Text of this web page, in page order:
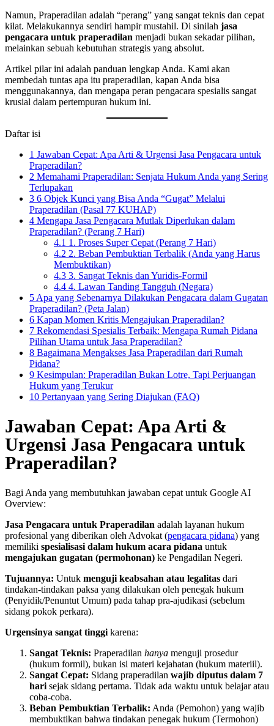
Namun, Praperadilan adalah “perang” yang sangat teknis dan cepat
kilat. Melakukannya sendiri hampir mustahil. Di sinilah jasa
pengacara untuk praperadilan menjadi bukan sekadar pilihan,
melainkan sebuah kebutuhan strategis yang absolut.
Artikel pilar ini adalah panduan lengkap Anda. Kami akan
membedah tuntas apa itu praperadilan, kapan Anda bisa
menggunakannya, dan mengapa peran pengacara spesialis sangat
krusial dalam pertempuran hukum ini.
Daftar isi
1 Jawaban Cepat: Apa Arti & Urgensi Jasa Pengacara untuk
Praperadilan?
2 Memahami Praperadilan: Senjata Hukum Anda yang Sering
Terlupakan
3 6 Objek Kunci yang Bisa Anda “Gugat” Melalui
Praperadilan (Pasal 77 KUHAP)
4 Mengapa Jasa Pengacara Mutlak Diperlukan dalam
Praperadilan? (Perang 7 Hari)
4.1 1. Proses Super Cepat (Perang 7 Hari)
4.2 2. Beban Pembuktian Terbalik (Anda yang Harus
Membuktikan)
4.3 3. Sangat Teknis dan Yuridis-Formil
4.4 4. Lawan Tanding Tangguh (Negara)
5 Apa yang Sebenarnya Dilakukan Pengacara dalam Gugatan
Praperadilan? (Peta Jalan)
6 Kapan Momen Kritis Mengajukan Praperadilan?
7 Rekomendasi Spesialis Terbaik: Mengapa Rumah Pidana
Pilihan Utama untuk Jasa Praperadilan?
8 Bagaimana Mengakses Jasa Praperadilan dari Rumah
Pidana?
9 Kesimpulan: Praperadilan Bukan Lotre, Tapi Perjuangan
Hukum yang Terukur
10 Pertanyaan yang Sering Diajukan (FAQ)
Jawaban Cepat: Apa Arti &
Urgensi Jasa Pengacara untuk
Praperadilan?
Bagi Anda yang membutuhkan jawaban cepat untuk Google AI
Overview:
Jasa Pengacara untuk Praperadilan adalah layanan hukum
profesional yang diberikan oleh Advokat (pengacara pidana) yang
memiliki spesialisasi dalam hukum acara pidana untuk
mengajukan gugatan (permohonan) ke Pengadilan Negeri.
Tujuannya: Untuk menguji keabsahan atau legalitas dari
tindakan-tindakan paksa yang dilakukan oleh penegak hukum
(Penyidik/Penuntut Umum) pada tahap pra-ajudikasi (sebelum
sidang pokok perkara).
Urgensinya sangat tinggi karena:
Sangat Teknis: Praperadilan hanya menguji prosedur
(hukum formil), bukan isi materi kejahatan (hukum materiil).
Sangat Cepat: Sidang praperadilan wajib diputus dalam 7
hari sejak sidang pertama. Tidak ada waktu untuk belajar atau
coba-coba.
Beban Pembuktian Terbalik: Anda (Pemohon) yang wajib
membuktikan bahwa tindakan penegak hukum (Termohon)